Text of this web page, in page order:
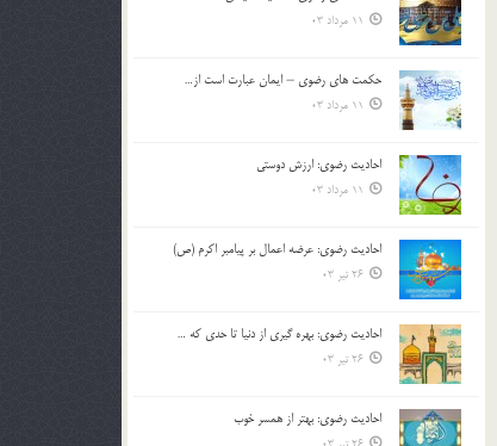
11 مرداد 03
حکمت های رضوی – ایمان عبارت است از…
11 مرداد 03
احادیث رضوی: ارزش دوستی
11 مرداد 03
احادیث رضوی: عرضه اعمال بر پیامبر اکرم (ص)
26 تیر 03
احادیث رضوی: بهره گیری از دنیا تا حدی که …
26 تیر 03
احادیث رضوی: بهتر از همسر خوب